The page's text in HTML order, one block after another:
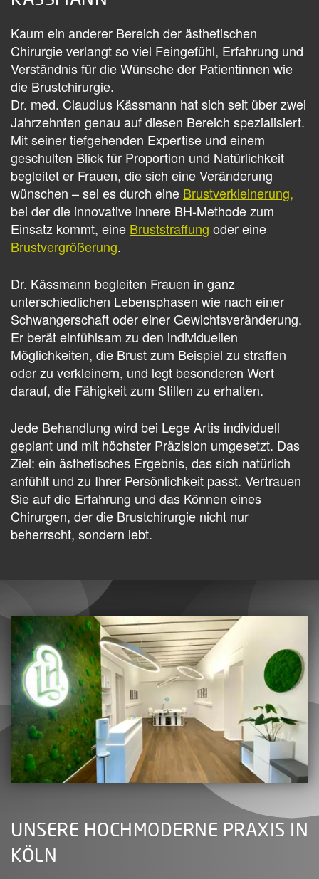
Kaum ein anderer Bereich der ästhetischen
Chirurgie verlangt so viel Feingefühl, Erfahrung und
Verständnis für die Wünsche der Patientinnen wie
die Brustchirurgie.
Dr. med. Claudius Kässmann hat sich seit über zwei
Jahrzehnten genau auf diesen Bereich spezialisiert.
Mit seiner tiefgehenden Expertise und einem
geschulten Blick für Proportion und Natürlichkeit
begleitet er Frauen, die sich eine Veränderung
wünschen – sei es durch eine Brustverkleinerung,
bei der die innovative innere BH-Methode zum
Einsatz kommt, eine Bruststraffung oder eine
Brustvergrößerung.
Dr. Kässmann begleiten Frauen in ganz
unterschiedlichen Lebensphasen wie nach einer
Schwangerschaft oder einer Gewichtsveränderung.
Er berät einfühlsam zu den individuellen
Möglichkeiten, die Brust zum Beispiel zu straffen
oder zu verkleinern, und legt besonderen Wert
darauf, die Fähigkeit zum Stillen zu erhalten.
Jede Behandlung wird bei Lege Artis individuell
geplant und mit höchster Präzision umgesetzt. Das
Ziel: ein ästhetisches Ergebnis, das sich natürlich
anfühlt und zu Ihrer Persönlichkeit passt. Vertrauen
Sie auf die Erfahrung und das Können eines
Chirurgen, der die Brustchirurgie nicht nur
beherrscht, sondern lebt.
UNSERE HOCHMODERNE PRAXIS IN
KÖLN